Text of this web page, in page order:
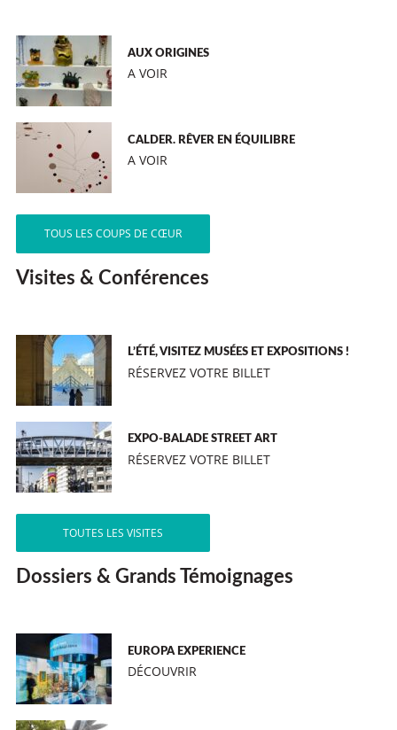
AUX ORIGINES
A VOIR
CALDER. RÊVER EN ÉQUILIBRE
A VOIR
TOUS LES COUPS DE CŒUR
Visites & Conférences
L’ÉTÉ, VISITEZ MUSÉES ET EXPOSITIONS !
RÉSERVEZ VOTRE BILLET
EXPO-BALADE STREET ART
RÉSERVEZ VOTRE BILLET
TOUTES LES VISITES
Dossiers & Grands Témoignages
EUROPA EXPERIENCE
DÉCOUVRIR